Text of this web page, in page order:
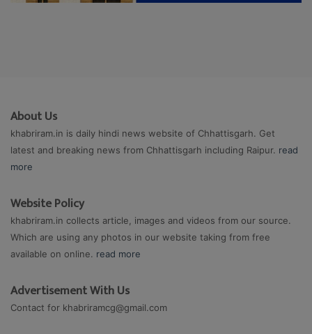
About Us
khabriram.in is daily hindi news website of Chhattisgarh. Get
latest and breaking news from Chhattisgarh including Raipur. read
more
Website Policy
khabriram.in collects article, images and videos from our source.
Which are using any photos in our website taking from free
available on online. read more
Advertisement With Us
Contact for khabriramcg@gmail.com